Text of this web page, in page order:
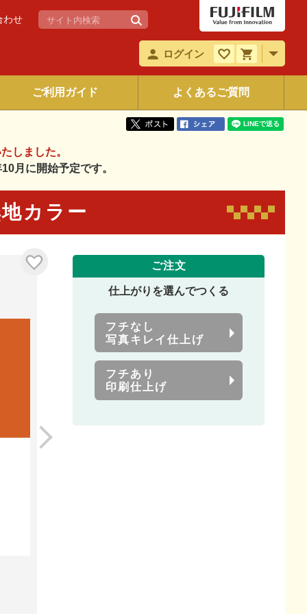
わせ
ログイン
ご利用ガイド よくあるご質問
しました。
月に開始予定です。
カラー
ご注文
仕上がりを選んでつくる
フチなし
写真キレイ仕上げ
フチあり
印刷仕上げ